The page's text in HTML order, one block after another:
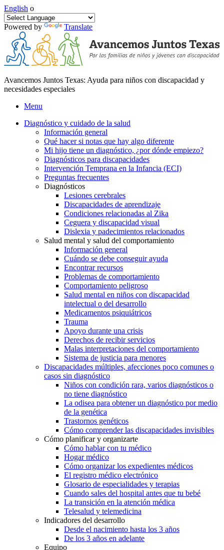
English o
Powered by Translate
Avancemos Juntos Texas: Ayuda para niños con discapacidad y
necesidades especiales
Menu
Diagnóstico y cuidado de la salud
Información general
Qué hacer si notas que hay algo diferente
Mi hijo tiene un diagnóstico, ¿por dónde empiezo?
Diagnósticos para discapacidades
Intervención Temprana en la Infancia (ECI)
Preguntas frecuentes
Diagnósticos
Lesiones cerebrales
Discapacidades de aprendizaje
Condiciones relacionadas al Zika
Ceguera y discapacidad visual
Dislexia y padecimientos relacionados
Salud mental y salud del comportamiento
Información general
Cuándo se debe conseguir ayuda
Encontrar recursos
Problemas de comportamiento
Comportamiento peligroso
Salud mental en niños con discapacidad
intelectual o del desarrollo
Medicamentos psiquiátricos
Trauma
Apoyo durante una crisis
Derechos de recibir servicios
Malas interpretaciones del comportamiento
Sistema de justicia para menores
Discapacidades múltiples, afecciones poco comunes o
casos sin diagnóstico
Niños con condición rara, varios diagnósticos o
no tiene diagnóstico
La odisea para obtener un diagnóstico por medio
de la genética
Trastornos genéticos
Cómo comprender las discapacidades invisibles
Cómo planificar y organizarte
Cómo hablar con tu médico
Hogar médico
Cómo organizar los expedientes médicos
El registro médico electrónico
Glosario de especialidades y terapias
Cuando sales del hospital antes que tu bebé
La transición en la atención médica
Telesalud y telemedicina
Indicadores del desarrollo
Desde el nacimiento hasta los 3 años
De los 3 años en adelante
Equipo